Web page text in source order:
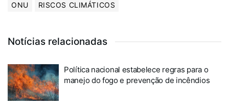
ONU
RISCOS CLIMÁTICOS
Notícias relacionadas
Política nacional estabelece regras para o
manejo do fogo e prevenção de incêndios